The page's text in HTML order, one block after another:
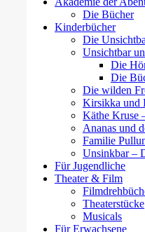
Die Bücher
Kinderbücher
Die
Unsichtbar
Die
Die
Die wilden
Kirsikka und
Käthe Kruse
Ananas und
Familie
Unsinkbar –
Für Jugendliche
Theater & Film
Theaterstücke
Musicals
Für Erwachsene